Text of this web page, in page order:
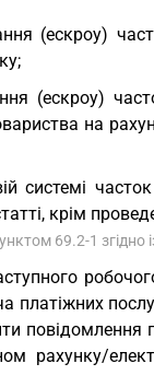
(ескроу)
(ескроу)
на
системі
крім
69.2-1 згідно
платіжних
рахунку/